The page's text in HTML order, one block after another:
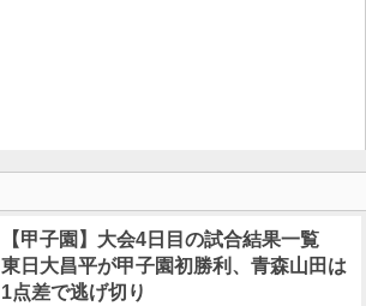
【甲子園】大会4日目の試合結果一覧
東日大昌平が甲子園初勝利、青森山田は
1点差で逃げ切り